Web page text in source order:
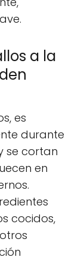
a la
es
durante
se cortan
en
cocidos,